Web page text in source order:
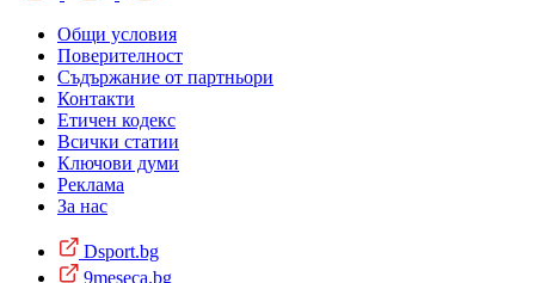
Общи условия
Поверителност
Съдържание от партньори
Контакти
Етичен кодекс
Всички статии
Ключови думи
Реклама
За нас
Dsport.bg
9meseca.bg